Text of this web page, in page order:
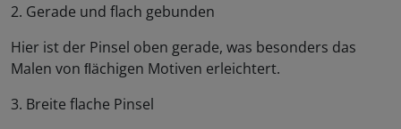
2. Gerade und flach gebunden
Hier ist der Pinsel oben gerade, was besonders das
Malen von ﬂächigen Motiven erleichtert.
3. Breite flache Pinsel